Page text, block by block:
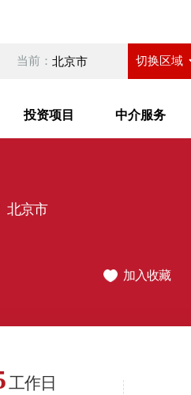
当前： 北京市 切换区域
投资项目 中介服务
北京市
加入收藏
工作日